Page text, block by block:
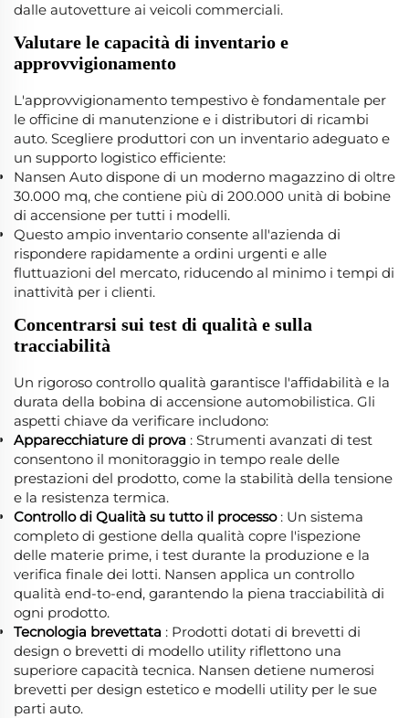
dalle autovetture ai veicoli commerciali.
Valutare le capacità di inventario e
approvvigionamento
L'approvvigionamento tempestivo è fondamentale per
le officine di manutenzione e i distributori di ricambi
auto. Scegliere produttori con un inventario adeguato e
un supporto logistico efficiente:
Nansen Auto dispone di un moderno magazzino di oltre
30.000 mq, che contiene più di 200.000 unità di bobine
di accensione per tutti i modelli.
Questo ampio inventario consente all'azienda di
rispondere rapidamente a ordini urgenti e alle
fluttuazioni del mercato, riducendo al minimo i tempi di
inattività per i clienti.
Concentrarsi sui test di qualità e sulla
tracciabilità
Un rigoroso controllo qualità garantisce l'affidabilità e la
durata della bobina di accensione automobilistica. Gli
aspetti chiave da verificare includono:
Apparecchiature di prova : Strumenti avanzati di test
consentono il monitoraggio in tempo reale delle
prestazioni del prodotto, come la stabilità della tensione
e la resistenza termica.
Controllo di Qualità su tutto il processo : Un sistema
completo di gestione della qualità copre l'ispezione
delle materie prime, i test durante la produzione e la
verifica finale dei lotti. Nansen applica un controllo
qualità end-to-end, garantendo la piena tracciabilità di
ogni prodotto.
Tecnologia brevettata : Prodotti dotati di brevetti di
design o brevetti di modello utility riflettono una
superiore capacità tecnica. Nansen detiene numerosi
brevetti per design estetico e modelli utility per le sue
parti auto.